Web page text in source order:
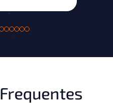
Frequentes